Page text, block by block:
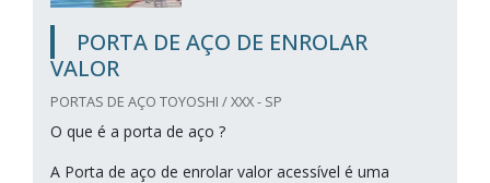
PORTA DE AÇO DE ENROLAR
VALOR
PORTAS DE AÇO TOYOSHI / XXX - SP
O que é a porta de aço ?
A Porta de aço de enrolar valor acessível é uma